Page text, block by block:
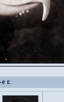
г.